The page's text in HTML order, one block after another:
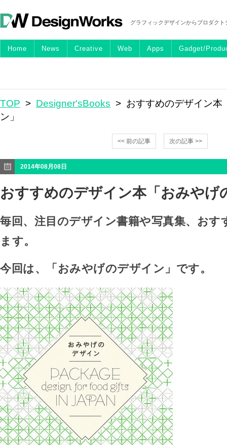
グラフィックデザインからプロダク
Home News Creative Web Apps Gadget/
TOP > Designer'sBooks > おすすめのデザイン本
ン」
<< 前の記事 次の記事 >>
2014年08月08日
おすすめのデザイン本「おみやげ
毎回、注目のデザイン書籍や写真集、おす
ます。
今回は、「おみやげのデザイン」です。